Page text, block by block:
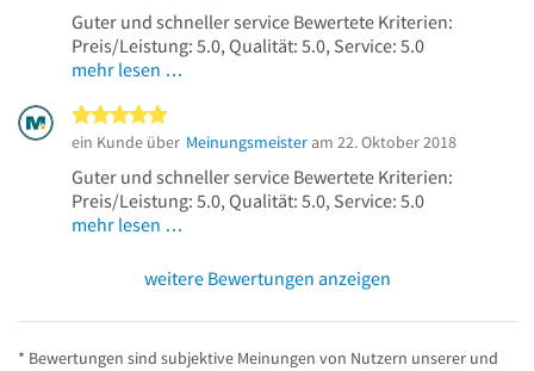
Guter und schneller service Bewertete Kriterien:
Preis/Leistung: 5.0, Qualität: 5.0, Service: 5.0
mehr lesen …
ein Kunde über Meinungsmeister am 22. Oktober 2018
Guter und schneller service Bewertete Kriterien:
Preis/Leistung: 5.0, Qualität: 5.0, Service: 5.0
mehr lesen …
weitere Bewertungen anzeigen
* Bewertungen sind subjektive Meinungen von Nutzern unserer und